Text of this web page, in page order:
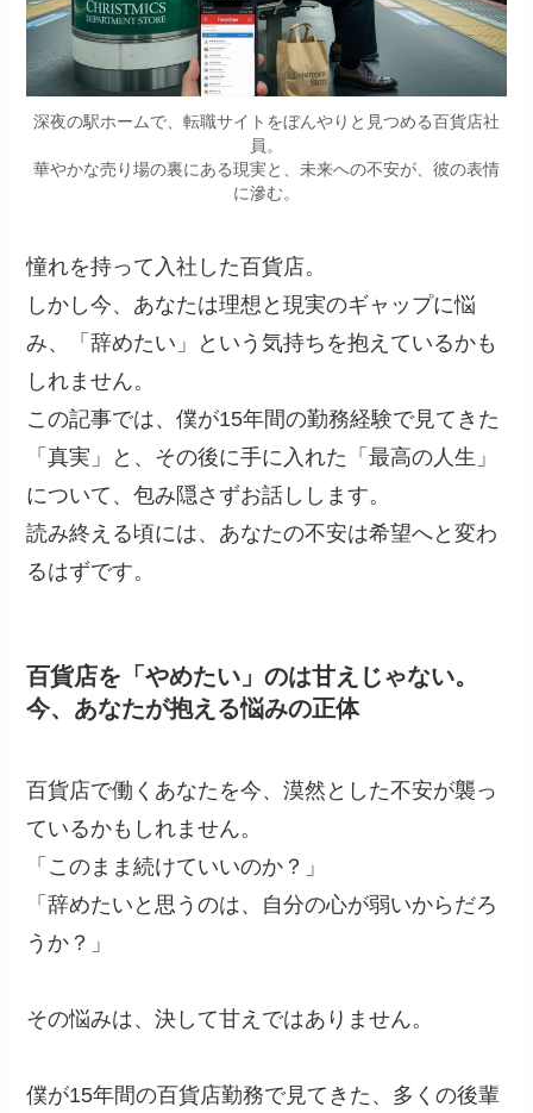
深夜の駅ホームで、転職サイトをぼんやりと見つめる百貨店社
員。
華やかな売り場の裏にある現実と、未来への不安が、彼の表情
に滲む。
憧れを持って入社した百貨店。
しかし今、あなたは理想と現実のギャップに悩
み、「辞めたい」という気持ちを抱えているかも
しれません。
この記事では、僕が15年間の勤務経験で見てきた
「真実」と、その後に手に入れた「最高の人生」
について、包み隠さずお話しします。
読み終える頃には、あなたの不安は希望へと変わ
るはずです。
百貨店を「やめたい」のは甘えじゃない。
今、あなたが抱える悩みの正体
百貨店で働くあなたを今、漠然とした不安が襲っ
ているかもしれません。
「このまま続けていいのか？」
「辞めたいと思うのは、自分の心が弱いからだろ
うか？」
その悩みは、決して甘えではありません。
僕が15年間の百貨店勤務で見てきた、多くの後輩